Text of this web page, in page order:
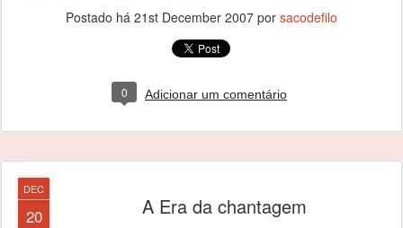
Postado há 21st December 2007 por sacodefilo
0 Adicionar um comentário
DEC
20 A Era da chantagem